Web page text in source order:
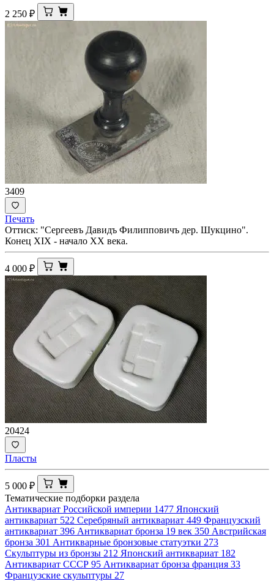
2 250 ₽
3409
Печать
Оттиск: "Сергеевъ Давидъ Филипповичъ дер. Шукцино".
Конец XIX - начало ХХ века.
4 000 ₽
20424
Пласты
5 000 ₽
Тематические подборки раздела
Антиквариат Российской империи 1477 Японский
антиквариат 522 Серебряный антиквариат 449 Французский
антиквариат 396 Антиквариат бронза 19 век 350 Австрийская
бронза 301 Антикварные бронзовые статуэтки 273
Скульптуры из бронзы 212 Японский антиквариат 182
Антиквариат СССР 95 Антиквариат бронза франция 33
Французские скульптуры 27